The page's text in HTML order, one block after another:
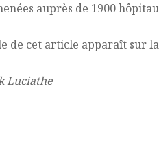
auprès de 1900
de cet article apparaît sur
Luciathe